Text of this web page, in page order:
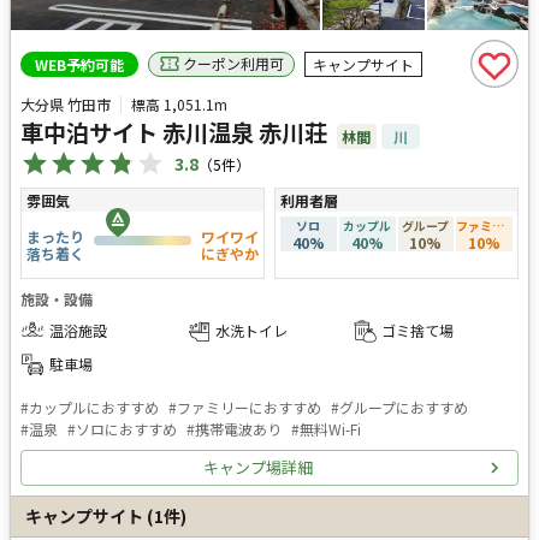
WEB予約可能 クーポン利用可
キャンプサイト
大分県 竹田市
標高 1,051.1m
車中泊サイト 赤川温泉 赤川荘 林間 川
3.8 （5件）
雰囲気
まったり
落ち着く
ワイワイ
にぎやか
利用者層
ソロ
40%
カップル
40%
グループ
10%
ファミリー
10%
施設・設備
温浴施設
水洗トイレ
ゴミ捨て場
駐車場
#カップルにおすすめ #ファミリーにおすすめ #グループにおすすめ
#温泉 #ソロにおすすめ #携帯電波あり #無料Wi-Fi
キャンプ場詳細
キャンプサイト (1件)